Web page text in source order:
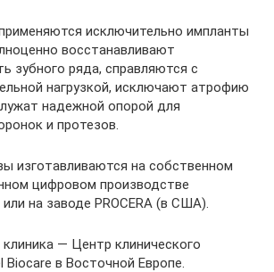
исключительно импланты
восстанавливают
зубного ряда, справляются с
нагрузкой, исключают атрофию
надежной опорой для
и протезов.
изготавливаются на собственном
цифровом производстве
на заводе PROCERA (в США).
— Центр клинического
Biocare в Восточной Европе.